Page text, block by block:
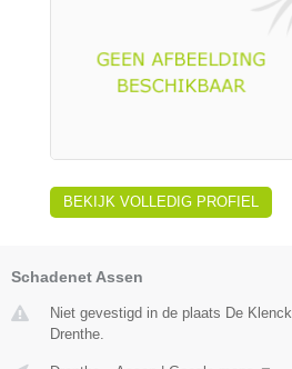
BEKIJK VOLLEDIG PROFIEL
Schadenet Assen
Niet gevestigd in de plaats De
Drenthe.